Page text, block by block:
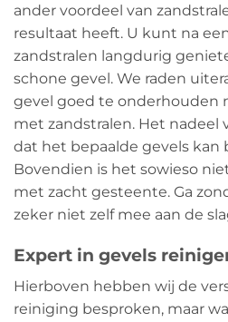
ander voordeel van
resultaat heeft. U kunt na
zandstralen langdurig
schone gevel. We raden
gevel goed te onderhouden
met zandstralen. Het nadeel
dat het bepaalde gevels kan
Bovendien is het sowieso
met zacht gesteente. Ga
zeker niet zelf mee aan de
Expert in gevels
Hierboven hebben wij de
reiniging besproken, maar